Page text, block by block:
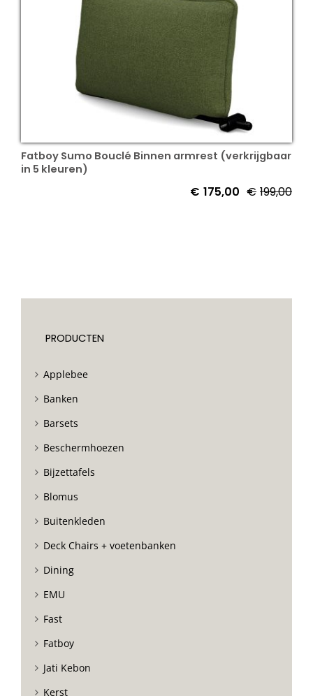
Fatboy Sumo Bouclé Binnen armrest (verkrijgbaar
in 5 kleuren)
€ 199,00
€ 175,00
PRODUCTEN
Applebee
Banken
Barsets
Beschermhoezen
Bijzettafels
Blomus
Buitenkleden
Deck Chairs + voetenbanken
Dining
EMU
Fast
Fatboy
Jati Kebon
Kerst